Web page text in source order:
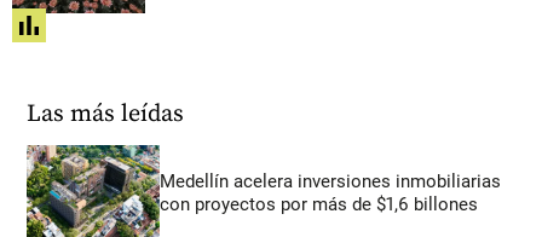
share
Las más leídas
Medellín acelera inversiones inmobiliarias
con proyectos por más de $1,6 billones